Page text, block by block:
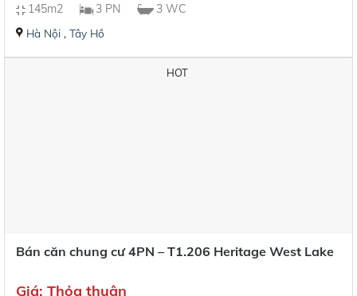
145m2 3 PN 3 WC
Hà Nội, Tây Hồ
HOT
Bán căn chung cư 4PN – T1.206 Heritage West Lake
Giá: Thỏa thuận